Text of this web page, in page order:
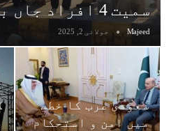
سمیت 4 افراد جاں بحق، 11 زخمی
Majeed جولائی 2, 2025
سعودی عرب کا خطے
میں امن و استحکام